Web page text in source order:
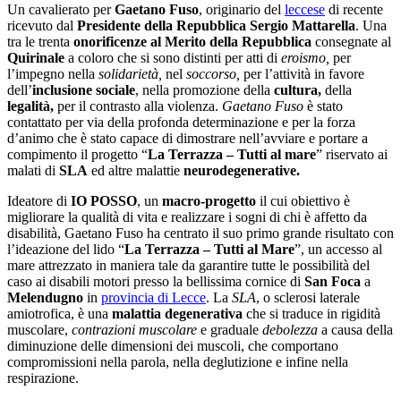
Un cavalierato perGaetano Fuso, originario del leccese di recente
ricevuto dal Presidente della Repubblica Sergio Mattarella. Una
tra le trenta onorificenze al Merito della Repubblica consegnate al
Quirinale a coloro che si sono distinti per atti di eroismo, per
l’impegno nella solidarietà, nel soccorso, per l’attività in favore
dell’inclusione sociale, nella promozione della cultura, della
legalità, per il contrasto alla violenza. Gaetano Fuso è stato
contattato per via della profonda determinazione e per la forza
d’animo che è stato capace di dimostrare nell’avviare e portare a
compimento il progetto “La Terrazza – Tutti al mare” riservato ai
malati di SLA ed altre malattie neurodegenerative.
Ideatore di IO POSSO, un macro-progetto il cui obiettivo è
migliorare la qualità di vita e realizzare i sogni di chi è affetto da
disabilità, Gaetano Fuso ha centrato il suo primo grande risultato con
l’ideazione del lido “La Terrazza – Tutti al Mare”, un accesso al
mare attrezzato in maniera tale da garantire tutte le possibilità del
caso ai disabili motori presso la bellissima cornice di San Foca a
Melendugno in provincia di Lecce. La SLA, o sclerosi laterale
amiotrofica, è una malattia degenerativa che si traduce in rigidità
muscolare, contrazioni muscolare e graduale debolezza a causa della
diminuzione delle dimensioni dei muscoli, che comportano
compromissioni nella parola, nella deglutizione e infine nella
respirazione.